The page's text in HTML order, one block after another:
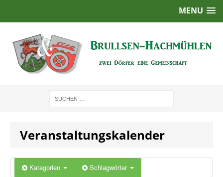
MENU
Veranstaltungskalender
Kategorien Schlagwörter